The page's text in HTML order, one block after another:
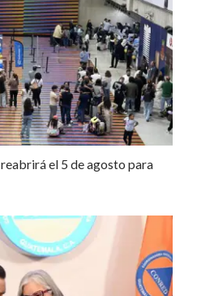
el 5 de agosto para